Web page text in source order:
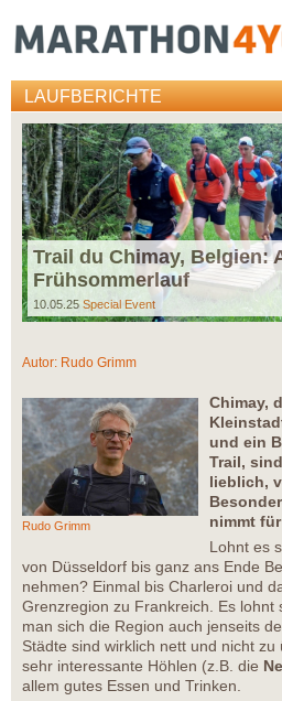
LAUFBERICHTE
Trail du Chimay, Belgien:
Frühsommerlauf
10.05.25 Special Event
Autor: Rudo Grimm
Rudo Grimm
Chimay,
und ein
Trail,
lieblich,
nimmt
Lohnt es
von Düsseldorf bis ganz ans Ende
nehmen? Einmal bis Charleroi und
Grenzregion zu Frankreich. Es lohnt
man sich die Region auch jenseits
Städte sind wirklich nett und nicht
sehr interessante Höhlen (z.B. die
allem gutes Essen und Trinken.